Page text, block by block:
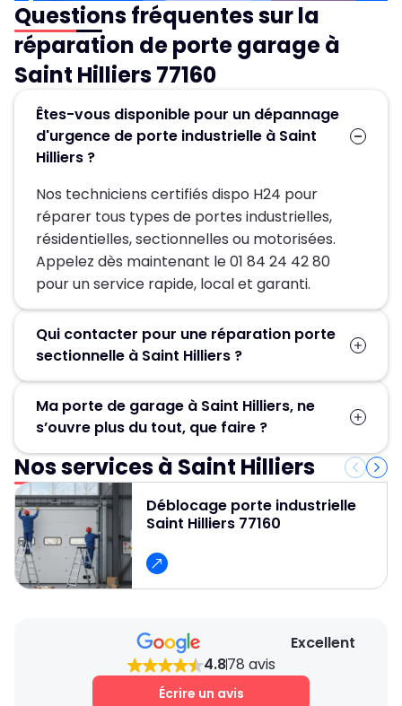
Questions fréquentes sur la
réparation de porte garage à
Saint Hilliers 77160
Êtes-vous disponible pour un dépannage
d'urgence de porte industrielle à Saint
Hilliers ?
Nos techniciens certifiés dispo H24 pour
réparer tous types de portes industrielles,
résidentielles, sectionnelles ou motorisées.
Appelez dès maintenant le 01 84 24 42 80
pour un service rapide, local et garanti.
Qui contacter pour une réparation porte
sectionnelle à Saint Hilliers ?
Hilliers, contactez MGParis au 01 84 24 42 80 !
Nos artisans serruriers assurent un dépannage
rapide et efficace en 30 minute.
Ma porte de garage à Saint Hilliers, ne
s’ouvre plus du tout, que faire ?
Contactez Métallerie Grand Paris pour un
service de déblocage porte de garage rapide,
fiable et professionnel et pour obtenir un devis
gratuit et des conseils personnalisés.
Nos services à Saint Hilliers
Déblocage porte industrielle
Saint Hilliers 77160
Excellent
4.878 avis
Écrire un avis